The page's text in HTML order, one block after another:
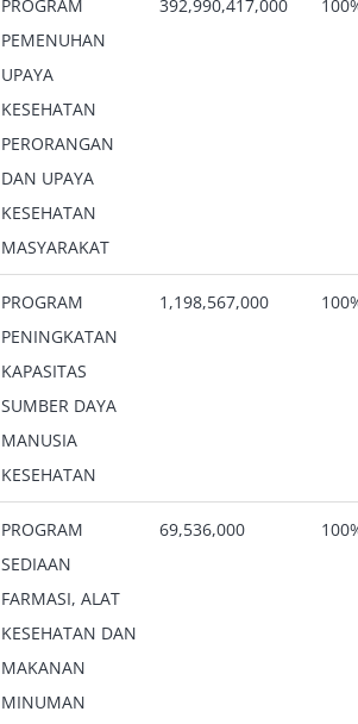
PROGRAM
PEMENUHAN
UPAYA
KESEHATAN
PERORANGAN
DAN UPAYA
KESEHATAN
MASYARAKAT
392,990,417,000
PROGRAM
PENINGKATAN
KAPASITAS
SUMBER DAYA
MANUSIA
KESEHATAN
1,198,567,000
PROGRAM
SEDIAAN
FARMASI, ALAT
KESEHATAN DAN
MAKANAN
MINUMAN
69,536,000